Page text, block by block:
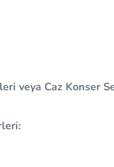
veya Caz Konser